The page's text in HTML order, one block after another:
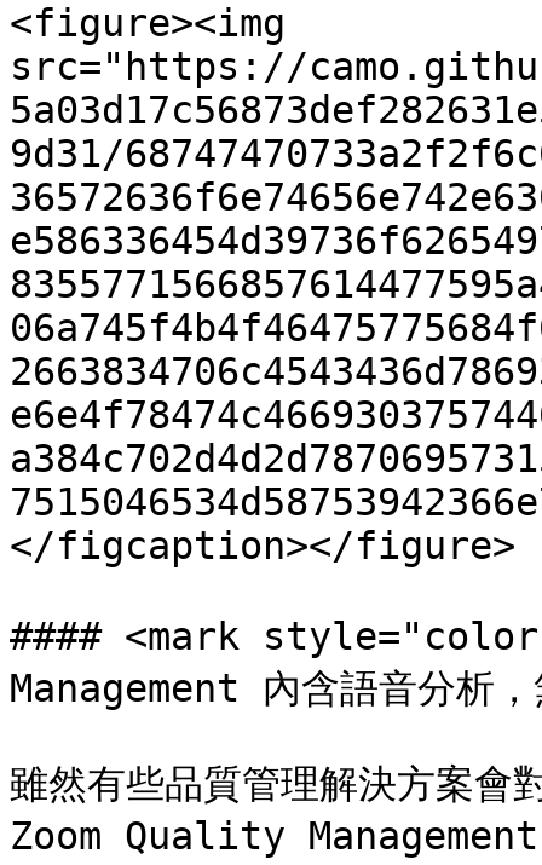
<figure><img
src="https://
9d31/
</figcaption></figure>
#### <mark
Management 內含語音分析
雖然有些品質管理解決方案會
Zoom Quality